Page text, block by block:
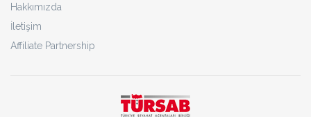
Hakkımızda
İletişim
Affiliate Partnership